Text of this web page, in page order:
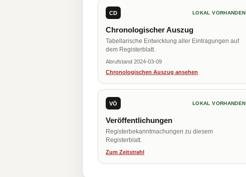
CD LOKAL VORHANDEN
Chronologischer Auszug
Tabellarische Entwicklung aller Eintragungen auf
dem Registerblatt.
Abrufstand 2024-03-09
Chronologischen Auszug ansehen
VÖ LOKAL VORHANDEN
Veröffentlichungen
Registerbekanntmachungen zu diesem
Registerblatt.
Zum Zeitstrahl